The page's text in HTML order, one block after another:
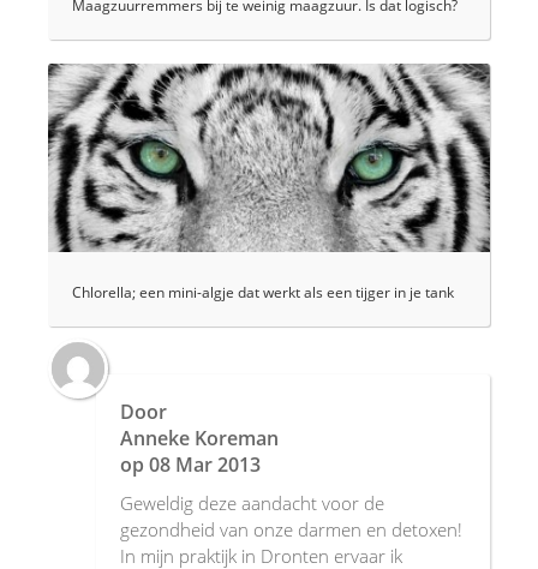
Maagzuurremmers bij te weinig maagzuur. Is dat logisch?
Chlorella; een mini-algje dat werkt als een tijger in je tank
Door
Anneke Koreman
op 08 Mar 2013
Geweldig deze aandacht voor de
gezondheid van onze darmen en detoxen!
In mijn praktijk in Dronten ervaar ik